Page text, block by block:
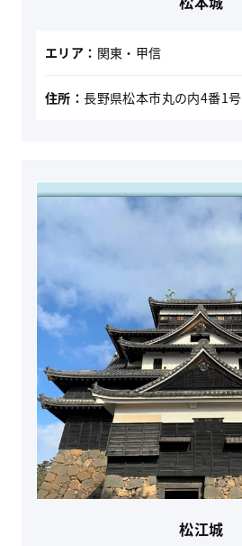
エリア： 関東・甲信
住所：長野県松本市丸の内4番1号
松江城